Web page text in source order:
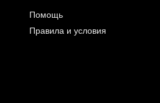
Помощь
Правила и условия